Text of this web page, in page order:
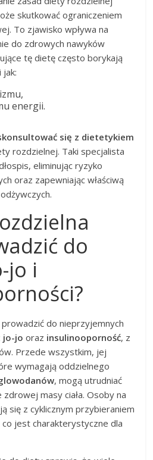
skutkować ograniczeniem
To zjawisko wpływa na
do zdrowych nawyków
tę dietę często borykają
energii.
się z dietetykiem
rozdzielnej. Taki specjalista
eliminując ryzyko
oraz zapewniając właściwą
do
jo i
do nieprzyjemnych
jo-jo oraz insulinooporność, z
Przede wszystkim, jej
wymagają oddzielnego
, mogą utrudniać
masy ciała. Osoby na
się z cyklicznym przybieraniem
jest charakterystyczne dla